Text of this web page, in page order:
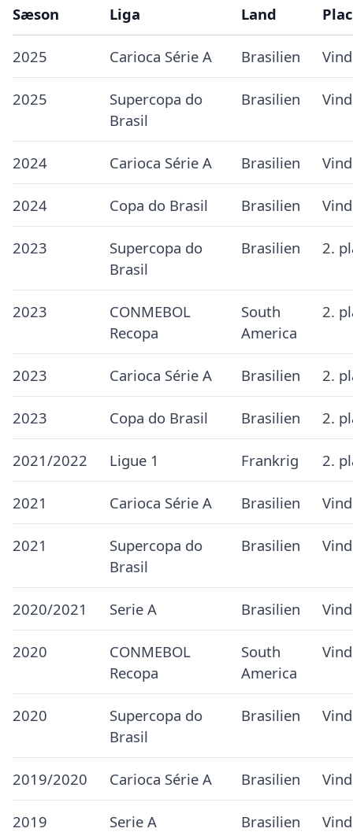
Sæson Liga Land
2025 Carioca Série A Brasilien
2025
Supercopa do
Brasil
Brasilien
2024 Carioca Série A Brasilien
2024 Copa do Brasil Brasilien
2023
Supercopa do
Brasil
Brasilien 2.
2023
CONMEBOL
Recopa
South
America
2.
2023 Carioca Série A Brasilien 2.
2023 Copa do Brasil Brasilien 2.
2021/2022 Ligue 1 Frankrig 2.
2021 Carioca Série A Brasilien
2021
Supercopa do
Brasil
Brasilien
2020/2021 Serie A Brasilien
2020
CONMEBOL
Recopa
South
America
2020
Supercopa do
Brasil
Brasilien
2019/2020 Carioca Série A Brasilien
2019 Serie A Brasilien